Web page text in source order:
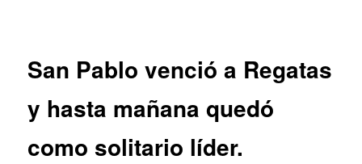
San Pablo venció a Regatas
y hasta mañana quedó
como solitario líder.